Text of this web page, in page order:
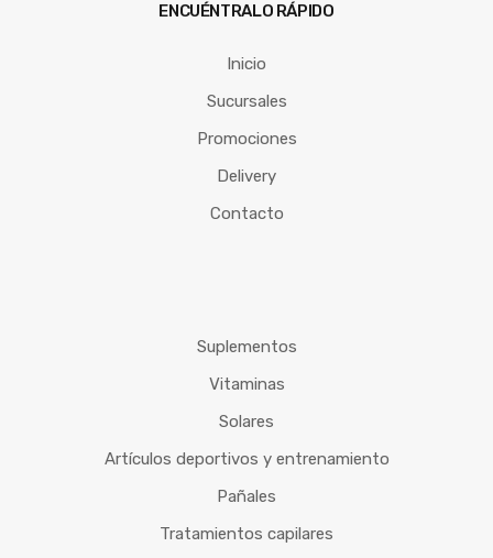
ENCUÉNTRALO RÁPIDO
Inicio
Sucursales
Promociones
Delivery
Contacto
Suplementos
Vitaminas
Solares
Artículos deportivos y entrenamiento
Pañales
Tratamientos capilares